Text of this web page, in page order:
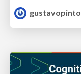
gustavopinto